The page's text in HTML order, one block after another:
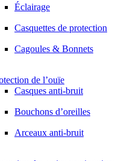
Éclairage
Casquettes de protection
Cagoules & Bonnets
de l’ouïe
Casques anti-bruit
Bouchons d’oreilles
Arceaux anti-bruit